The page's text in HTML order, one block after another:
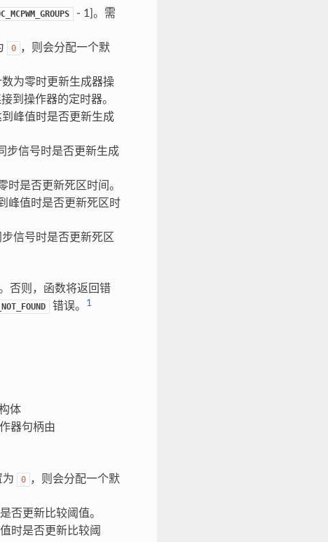
- 1]。需
0 ，则会分配一个默
为零时更新生成器操
到操作器的定时器。
峰值时是否更新生成
步信号时是否更新生成
时是否更新死区时间。
峰值时是否更新死区时
信号时是否更新死区
否则，函数将返回错
错误。 1
体
器句柄由
为 0 ，则会分配一个默
否更新比较阈值。
时是否更新比较阈